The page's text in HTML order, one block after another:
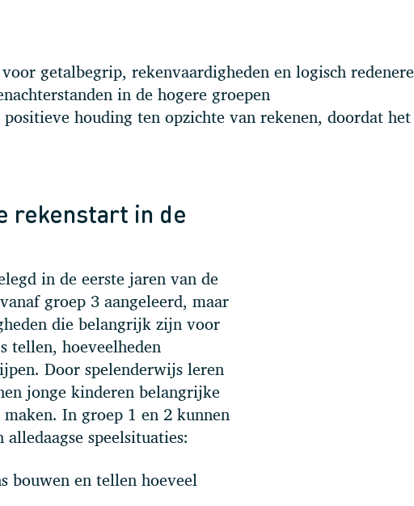
getalbegrip, rekenvaardigheden en logisch
in de hogere groepen
houding ten opzichte van rekenen, doordat
rekenstart in de
in de eerste jaren van de
groep 3 aangeleerd, maar
die belangrijk zijn voor
tellen, hoeveelheden
Door spelenderwijs leren
jonge kinderen belangrijke
In groep 1 en 2 kunnen
speelsituaties:
bouwen en tellen hoeveel